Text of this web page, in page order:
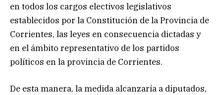
en todos los cargos electivos legislativos
establecidos por la Constitución de la Provincia de
Corrientes, las leyes en consecuencia dictadas y
en el ámbito representativo de los partidos
políticos en la provincia de Corrientes.
De esta manera, la medida alcanzaría a diputados,